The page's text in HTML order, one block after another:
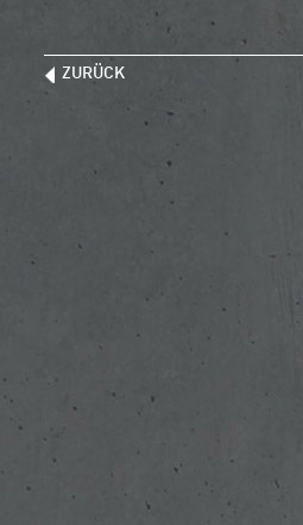
ZURÜCK